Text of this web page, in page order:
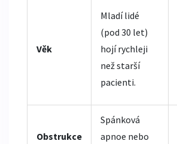
Věk
Mladí lidé
(pod 30 let)
hojí rychleji
než starší
pacienti.
Obstrukce
Spánková
apnoe nebo